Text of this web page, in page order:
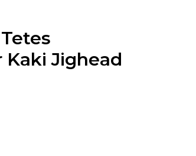
Kaki Jighead